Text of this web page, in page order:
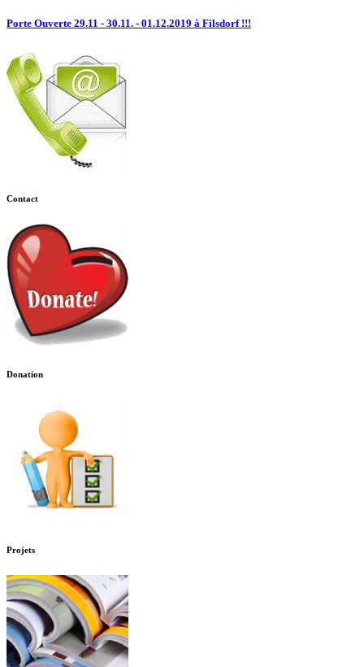
Porte Ouverte 29.11 - 30.11. - 01.12.2019 à Filsdorf !!!
Contact
Donation
Projets